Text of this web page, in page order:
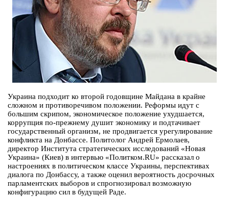
Украина подходит ко второй годовщине Майдана в крайне
сложном и противоречивом положении. Реформы идут с
большим скрипом, экономическое положение ухудшается,
коррупция по-прежнему душит экономику и подтачивает
государственный организм, не продвигается урегулирование
конфликта на Донбассе. Политолог Андрей Ермолаев,
директор Института стратегических исследований «Новая
Украина» (Киев) в интервью «Политком.RU» рассказал о
настроениях в политическом классе Украины, перспективах
диалога по Донбассу, а также оценил вероятность досрочных
парламентских выборов и спрогнозировал возможную
конфигурацию сил в будущей Раде.